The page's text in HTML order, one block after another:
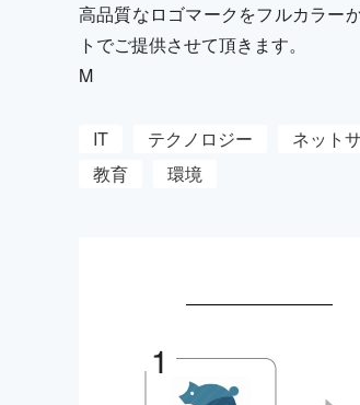
高品質なロゴマークをフルカラー
トでご提供させて頂きます。
M
IT テクノロジー ネット
教育
環境